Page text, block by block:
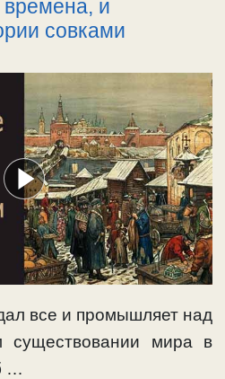
и я не знаю …
и
совками
все и промышляет над
существовании мира в
…